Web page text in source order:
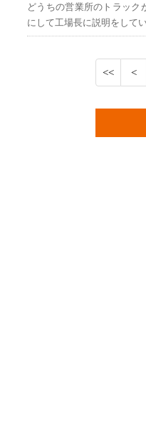
どうちの営業所のトラック
にして工場長に説明をして